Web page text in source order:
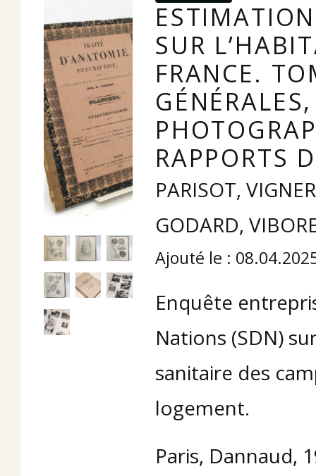
SUR
FRANCE.
RAPPORTS
PARISOT,
GODARD,
Ajouté le :
Enquête
Nations (SDN)
sanitaire des
logement.
Paris, Dannaud,